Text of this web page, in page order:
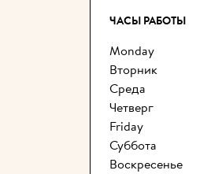
ЧАСЫ РАБОТЫ
monday
вторник
среда
четверг
friday
суббота
воскресенье